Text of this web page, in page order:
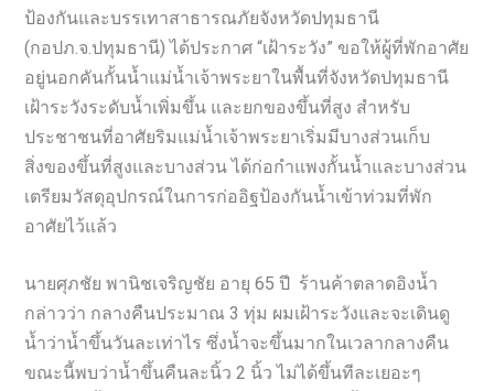
ป้องกันและบรรเทาสาธารณภัยจังหวัดปทุมธานี
(กอปภ.จ.ปทุมธานี) ได้ประกาศ “เฝ้าระวัง” ขอให้ผู้ที่พักอาศัย
อยู่นอกคันกั้นน้ำแม่น้ำเจ้าพระยาในพื้นที่จังหวัดปทุมธานี
เฝ้าระวังระดับน้ำเพิ่มขึ้น และยกของขึ้นที่สูง สำหรับ
ประชาชนที่อาศัยริมแม่น้ำเจ้าพระยาเริ่มมีบางส่วนเก็บ
สิ่งของขึ้นที่สูงและบางส่วน ได้ก่อกำแพงกั้นน้ำและบางส่วน
เตรียมวัสดุอุปกรณ์ในการก่ออิฐป้องกันน้ำเข้าท่วมที่พัก
อาศัยไว้แล้ว
นายศุภชัย พานิชเจริญชัย อายุ 65 ปี ร้านค้าตลาดอิงน้ำ
กล่าวว่า กลางคืนประมาณ 3 ทุ่ม ผมเฝ้าระวังและจะเดินดู
น้ำว่าน้ำขึ้นวันละเท่าไร ซึ่งน้ำจะขึ้นมากในเวลากลางคืน
ขณะนี้พบว่าน้ำขึ้นคืนละนิ้ว 2 นิ้ว ไม่ได้ขึ้นทีละเยอะๆ